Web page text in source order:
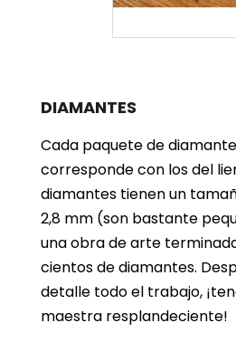
DIAMANTES
Cada paquete de
corresponde con los del
diamantes tienen un
2,8 mm (son bastante
una obra de arte
cientos de diamantes.
detalle todo el trabajo,
maestra resplandeciente!